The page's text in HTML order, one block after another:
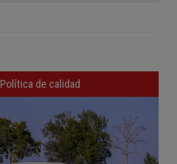
Política de calidad